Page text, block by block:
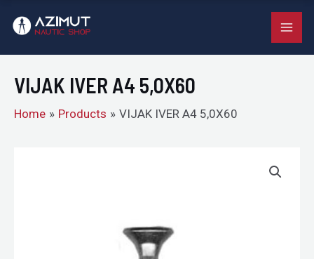
VIJAK IVER A4 5,0X60
Home Products VIJAK IVER A4 5,0X60
5,0X60